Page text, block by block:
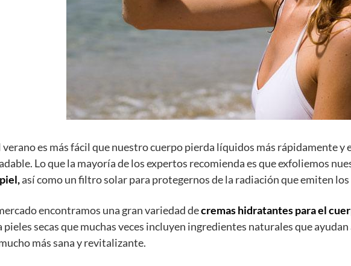
verano es más fácil que nuestro cuerpo pierda líquidos más rápidamente y
Lo que la mayoría de los expertos recomienda es que exfoliemos
así como un filtro solar para protegernos de la radiación que emiten los
encontramos una gran variedad decremas hidratantes para el
secas que muchas veces incluyen ingredientes naturales que
más sana y revitalizante.